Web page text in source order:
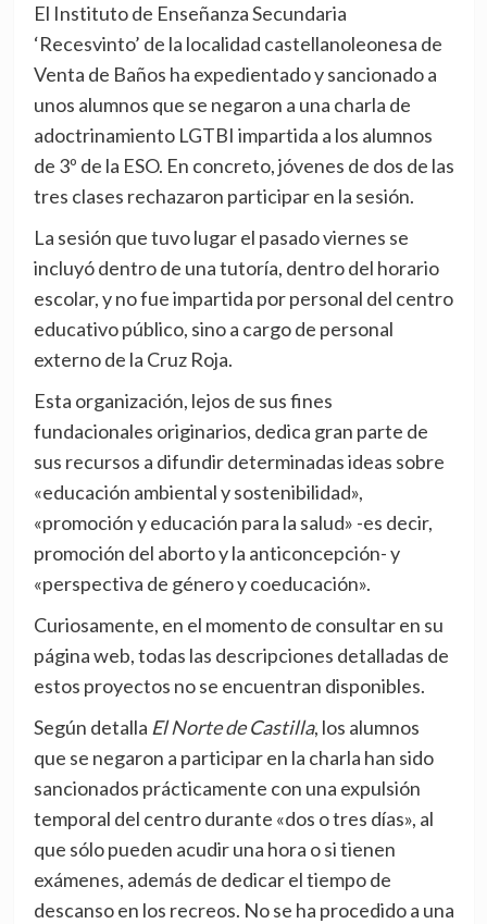
El Instituto de Enseñanza Secundaria
‘Recesvinto’ de la localidad castellanoleonesa de
Venta de Baños ha expedientado y sancionado a
unos alumnos que se negaron a una charla de
adoctrinamiento LGTBI impartida a los alumnos
de 3º de la ESO. En concreto, jóvenes de dos de las
tres clases rechazaron participar en la sesión.
La sesión que tuvo lugar el pasado viernes se
incluyó dentro de una tutoría, dentro del horario
escolar, y no fue impartida por personal del centro
educativo público, sino a cargo de personal
externo de la Cruz Roja.
Esta organización, lejos de sus fines
fundacionales originarios, dedica gran parte de
sus recursos a difundir determinadas ideas sobre
«educación ambiental y sostenibilidad»,
«promoción y educación para la salud» -es decir,
promoción del aborto y la anticoncepción- y
«perspectiva de género y coeducación».
Curiosamente, en el momento de consultar en su
página web, todas las descripciones detalladas de
estos proyectos no se encuentran disponibles.
Según detalla El Norte de Castilla, los alumnos
que se negaron a participar en la charla han sido
sancionados prácticamente con una expulsión
temporal del centro durante «dos o tres días», al
que sólo pueden acudir una hora o si tienen
exámenes, además de dedicar el tiempo de
descanso en los recreos. No se ha procedido a una